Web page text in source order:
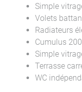
Simple
Volets
Radiateurs
Cumulus
Simple
Terrasse
WC